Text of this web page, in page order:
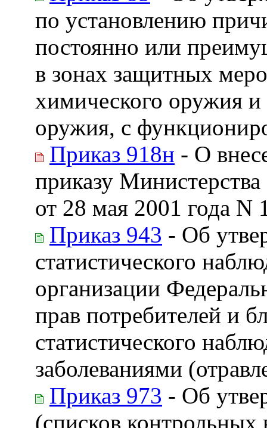
по установлению
постоянно или
в зонах защитных
химического оружия
оружия, с
Приказ 918н - О
приказу
от 28 мая 2001 года N
Приказ 943 - Об
статистического
организации
прав потребителей и
статистического
заболеваниями
Приказ 973 - Об
(списков контрольных